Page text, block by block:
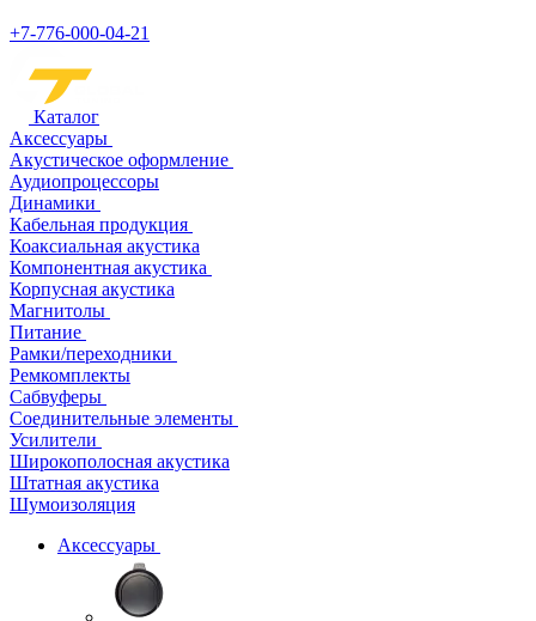
+7-776-000-04-21
Каталог
Аксессуары
Акустическое оформление
Аудиопроцессоры
Динамики
Кабельная продукция
Коаксиальная акустика
Компонентная акустика
Корпусная акустика
Магнитолы
Питание
Рамки/переходники
Ремкомплекты
Сабвуферы
Соединительные элементы
Усилители
Широкополосная акустика
Штатная акустика
Шумоизоляция
Аксессуары